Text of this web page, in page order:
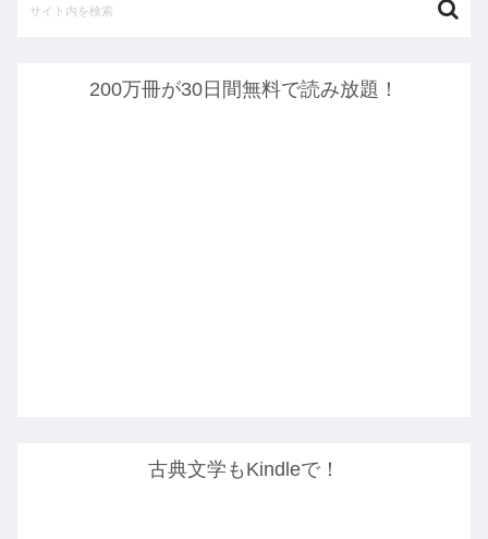
200万冊が30日間無料で読み放題！
古典文学もKindleで！